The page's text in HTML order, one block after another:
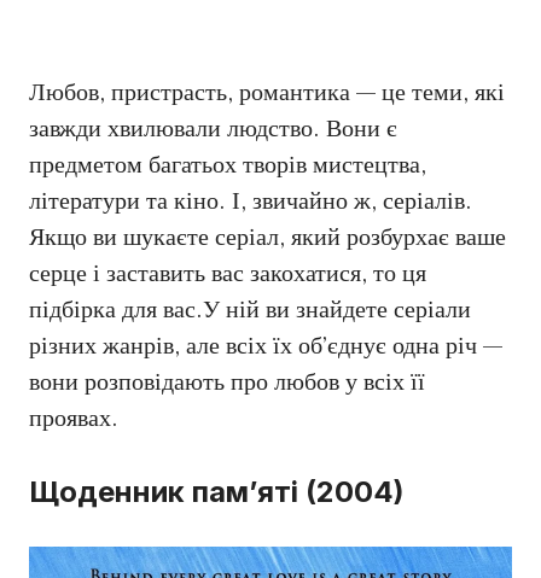
Любов, пристрасть, романтика — це теми, які
завжди хвилювали людство. Вони є
предметом багатьох творів мистецтва,
літератури та кіно. І, звичайно ж, серіалів.
Якщо ви шукаєте серіал, який розбурхає ваше
серце і заставить вас закохатися, то ця
підбірка для вас.У ній ви знайдете серіали
різних жанрів, але всіх їх об’єднує одна річ —
вони розповідають про любов у всіх її
проявах.
Щоденник пам’яті (2004)